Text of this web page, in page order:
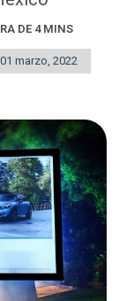
DE 4 MINS
marzo, 2022